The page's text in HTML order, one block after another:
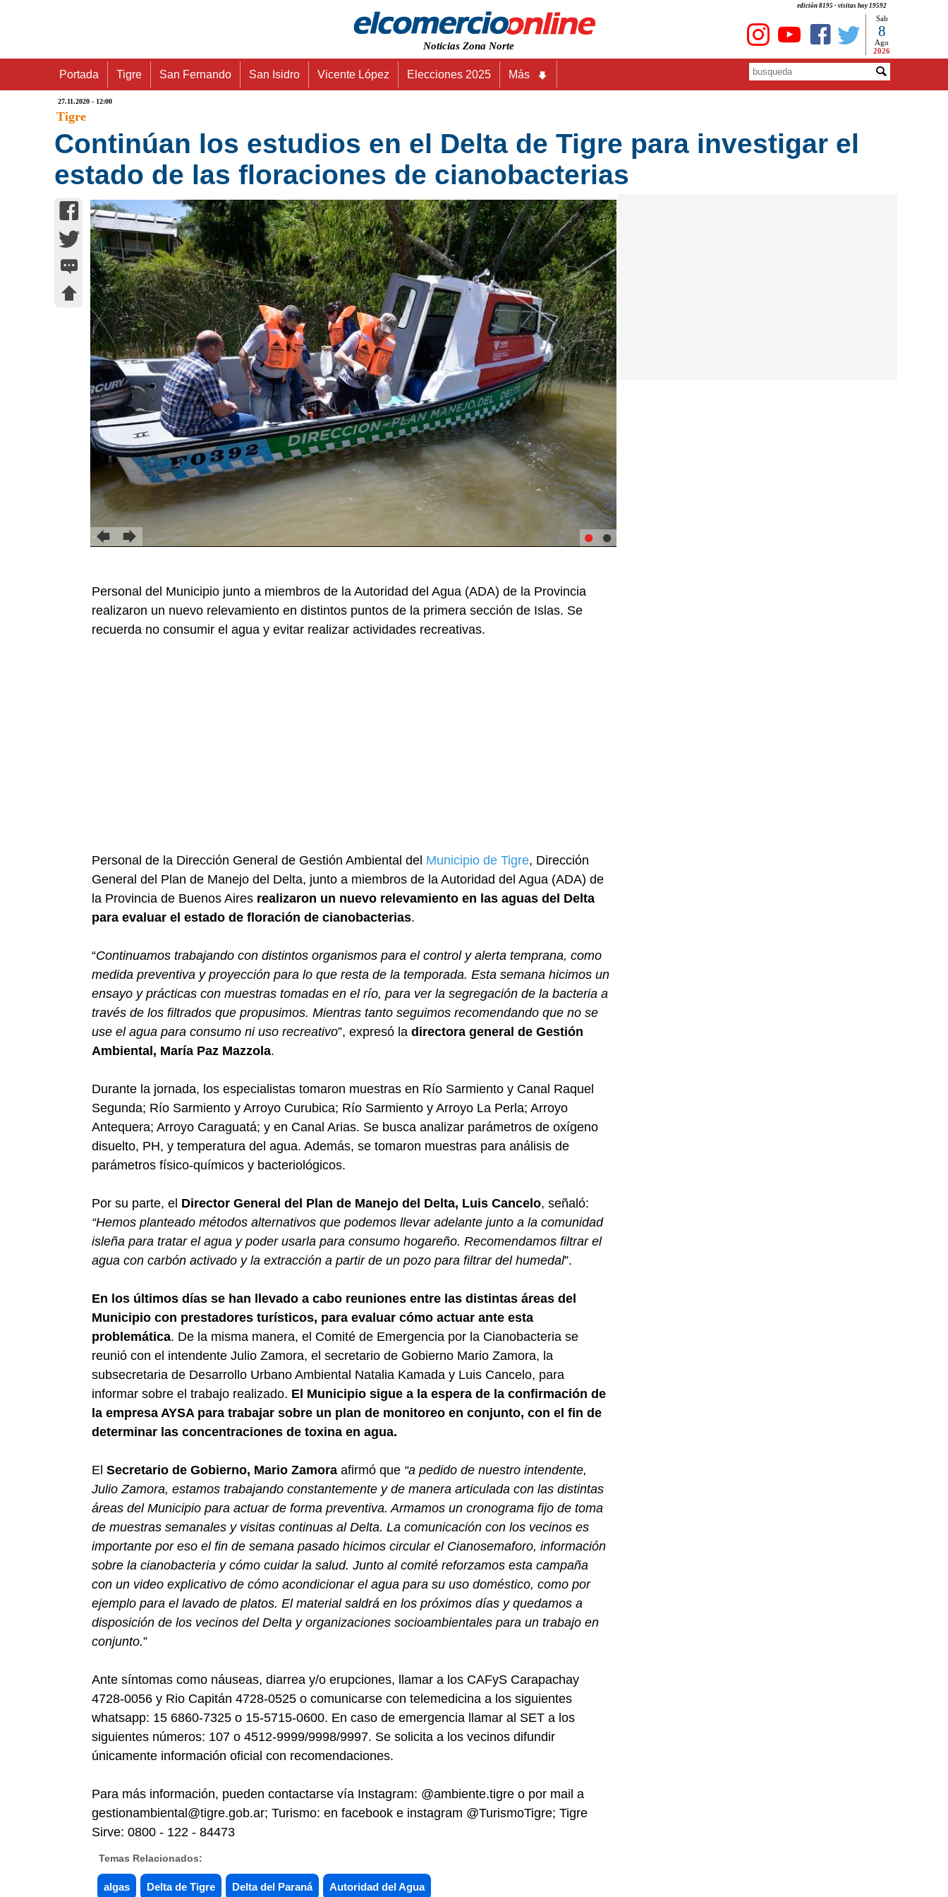
edición 8195 - visitas hoy 19592
Noticias Zona Norte
Sab
8
Ago
2026
Portada Tigre San Fernando San Isidro Vicente López Elecciones 2025 Más
27.11.2020 - 12:00
Tigre
Continúan los estudios en el Delta de Tigre para investigar el
estado de las floraciones de cianobacterias
Personal del Municipio junto a miembros de la Autoridad del Agua (ADA) de la Provincia
realizaron un nuevo relevamiento en distintos puntos de la primera sección de Islas. Se
recuerda no consumir el agua y evitar realizar actividades recreativas.
Personal de la Dirección General de Gestión Ambiental del Municipio de Tigre, Dirección
General del Plan de Manejo del Delta, junto a miembros de la Autoridad del Agua (ADA) de
la Provincia de Buenos Aires realizaron un nuevo relevamiento en las aguas del Delta
para evaluar el estado de floración de cianobacterias.
“Continuamos trabajando con distintos organismos para el control y alerta temprana, como
medida preventiva y proyección para lo que resta de la temporada. Esta semana hicimos un
ensayo y prácticas con muestras tomadas en el río, para ver la segregación de la bacteria a
través de los filtrados que propusimos. Mientras tanto seguimos recomendando que no se
use el agua para consumo ni uso recreativo”, expresó la directora general de Gestión
Ambiental, María Paz Mazzola.
Durante la jornada, los especialistas tomaron muestras en Río Sarmiento y Canal Raquel
Segunda; Río Sarmiento y Arroyo Curubica; Río Sarmiento y Arroyo La Perla; Arroyo
Antequera; Arroyo Caraguatá; y en Canal Arias. Se busca analizar parámetros de oxígeno
disuelto, PH, y temperatura del agua. Además, se tomaron muestras para análisis de
parámetros físico-químicos y bacteriológicos.
Por su parte, el Director General del Plan de Manejo del Delta, Luis Cancelo, señaló:
“Hemos planteado métodos alternativos que podemos llevar adelante junto a la comunidad
isleña para tratar el agua y poder usarla para consumo hogareño. Recomendamos filtrar el
agua con carbón activado y la extracción a partir de un pozo para filtrar del humedal”.
En los últimos días se han llevado a cabo reuniones entre las distintas áreas del
Municipio con prestadores turísticos, para evaluar cómo actuar ante esta
problemática. De la misma manera, el Comité de Emergencia por la Cianobacteria se
reunió con el intendente Julio Zamora, el secretario de Gobierno Mario Zamora, la
subsecretaria de Desarrollo Urbano Ambiental Natalia Kamada y Luis Cancelo, para
informar sobre el trabajo realizado. El Municipio sigue a la espera de la confirmación de
la empresa AYSA para trabajar sobre un plan de monitoreo en conjunto, con el fin de
determinar las concentraciones de toxina en agua.
El Secretario de Gobierno, Mario Zamora afirmó que “a pedido de nuestro intendente,
Julio Zamora, estamos trabajando constantemente y de manera articulada con las distintas
áreas del Municipio para actuar de forma preventiva. Armamos un cronograma fijo de toma
de muestras semanales y visitas continuas al Delta. La comunicación con los vecinos es
importante por eso el fin de semana pasado hicimos circular el Cianosemaforo, información
sobre la cianobacteria y cómo cuidar la salud. Junto al comité reforzamos esta campaña
con un video explicativo de cómo acondicionar el agua para su uso doméstico, como por
ejemplo para el lavado de platos. El material saldrá en los próximos días y quedamos a
disposición de los vecinos del Delta y organizaciones socioambientales para un trabajo en
conjunto.”
Ante síntomas como náuseas, diarrea y/o erupciones, llamar a los CAFyS Carapachay
4728-0056 y Rio Capitán 4728-0525 o comunicarse con telemedicina a los siguientes
whatsapp: 15 6860-7325 o 15-5715-0600. En caso de emergencia llamar al SET a los
siguientes números: 107 o 4512-9999/9998/9997. Se solicita a los vecinos difundir
únicamente información oficial con recomendaciones.
Para más información, pueden contactarse vía Instagram: @ambiente.tigre o por mail a
gestionambiental@tigre.gob.ar; Turismo: en facebook e instagram @TurismoTigre; Tigre
Sirve: 0800 - 122 - 84473
Temas Relacionados:
algas Delta de Tigre Delta del Paraná Autoridad del Agua